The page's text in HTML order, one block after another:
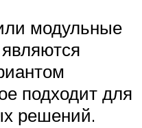
модульные
подходит для
решений.